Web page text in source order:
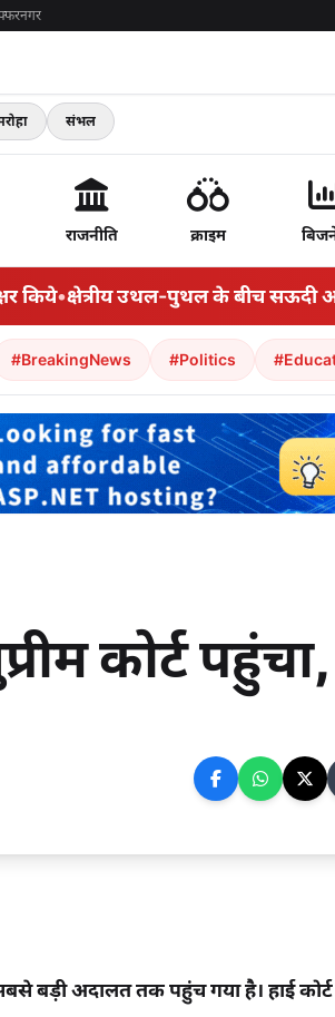
संभल
राजनीति क्राइम
•क्षेत्रीय उथल-पुथल के बीच सऊदी अरब,
#BreakingNews #Politics
कोर्ट
बड़ी अदालत तक पहुंच गया है। हाई कोर्ट